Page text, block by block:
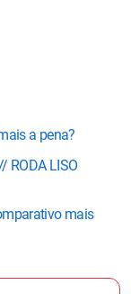
a pena?
RODA LISO
mais